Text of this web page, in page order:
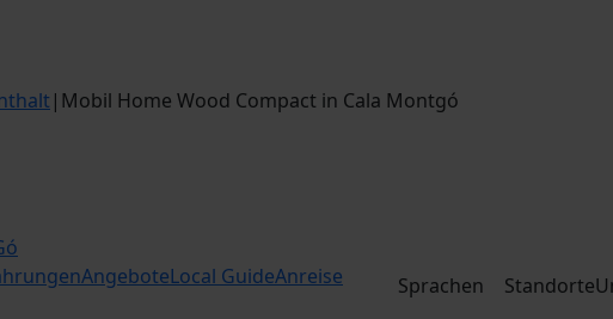
| Mobil Home Wood Compact in Cala Montgó
AngeboteLocal GuideAnreise
Sprachen
Standorte